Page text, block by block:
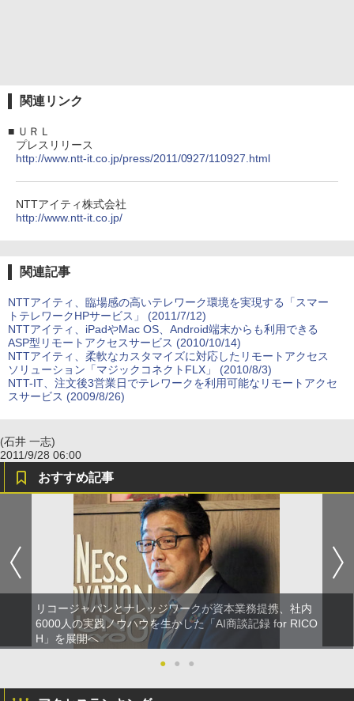
関連リンク
■ ＵＲＬ
プレスリリース
http://www.ntt-it.co.jp/press/2011/0927/110927.html
NTTアイティ株式会社
http://www.ntt-it.co.jp/
関連記事
NTTアイティ、臨場感の高いテレワーク環境を実現する「スマー
トテレワークHPサービス」 (2011/7/12)
NTTアイティ、iPadやMac OS、Android端末からも利用できる
ASP型リモートアクセスサービス (2010/10/14)
NTTアイティ、柔軟なカスタマイズに対応したリモートアクセス
ソリューション「マジックコネクトFLX」 (2010/8/3)
NTT-IT、注文後3営業日でテレワークを利用可能なリモートアクセ
スサービス (2009/8/26)
(石井 一志)
2011/9/28 06:00
おすすめ記事
リコージャパンとナレッジワークが資本業務提携、社内
6000人の実践ノウハウを生かした「AI商談記録 for RICO
H」を展開へ
●
● ●